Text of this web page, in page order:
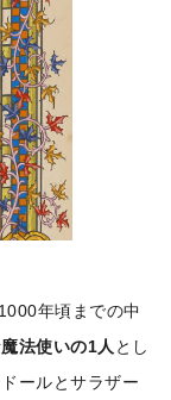
年頃までの中
法使いの1人 とし
ールとサラザー